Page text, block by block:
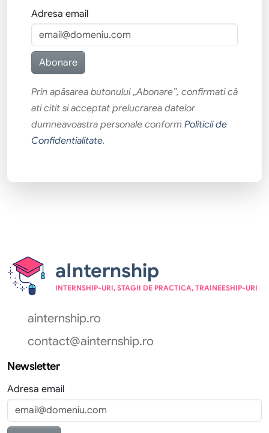
Adresa email
Prin apăsarea butonului „Abonare”, confirmati că
ati citit si acceptat prelucrarea datelor
dumneavoastra personale conform Politicii de
Confidentialitate.
aInternship
INTERNSHIP-URI, STAGII DE PRACTICA, TRAINEESHIP-URI
ainternship.ro
contact@ainternship.ro
Newsletter
Adresa email